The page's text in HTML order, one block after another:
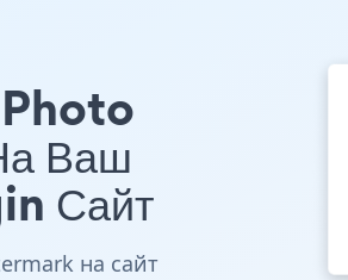
Photo
Ваш
Сайт
на сайт